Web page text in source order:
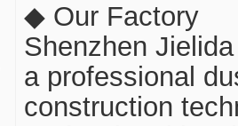
◆ Our Factory
Shenzhen
a professional
construction